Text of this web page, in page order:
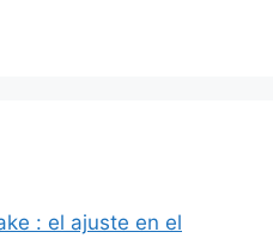
: el ajuste en el